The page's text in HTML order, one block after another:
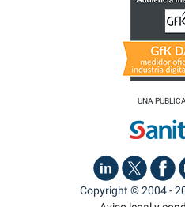
UNA
Copyright © 2004 -